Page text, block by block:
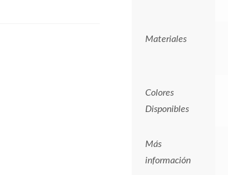
Materiales
Colores
Disponibles
Más
información